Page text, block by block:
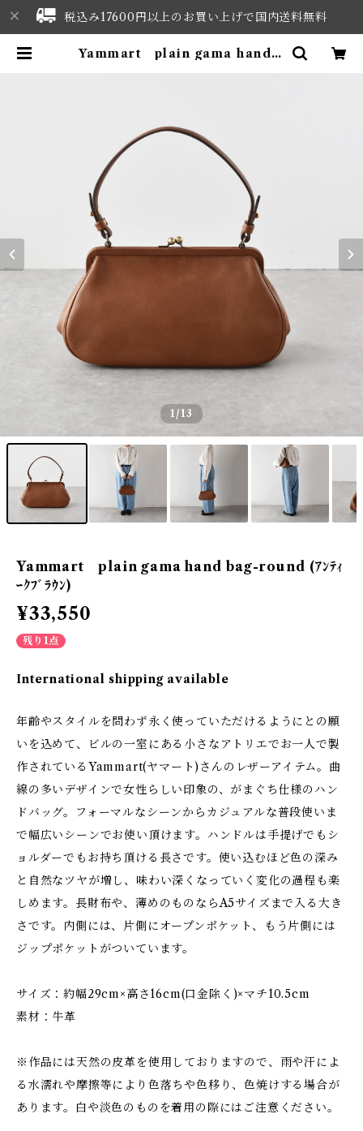
税込み17600円以上のお買い上げで国内送料無料
Yammart plain gama hand b
1/13
Yammart plain gama hand bag-round (ｱﾝﾃｨ
ｰｸﾌﾞﾗｳﾝ)
¥33,550
残り1点
International shipping available
年齢やスタイルを問わず永く使っていただけるようにとの願
いを込めて、ビルの一室にある小さなアトリエでお一人で製
作されているYammart(ヤマート)さんのレザーアイテム。曲
線の多いデザインで女性らしい印象の、がまぐち仕様のハン
ドバッグ。フォーマルなシーンからカジュアルな普段使いま
で幅広いシーンでお使い頂けます。ハンドルは手提げでもシ
ョルダーでもお持ち頂ける長さです。使い込むほど色の深み
と自然なツヤが増し、味わい深くなっていく変化の過程も楽
しめます。長財布や、薄めのものならA5サイズまで入る大き
さです。内側には、片側にオープンポケット、もう片側には
ジップポケットがついています。
サイズ：約幅29cm×高さ16cm(口金除く)×マチ10.5cm
素材：牛革
※作品には天然の皮革を使用しておりますので、雨や汗によ
る水濡れや摩擦等により色落ちや色移り、色焼けする場合が
あります。白や淡色のものを着用の際にはご注意ください。